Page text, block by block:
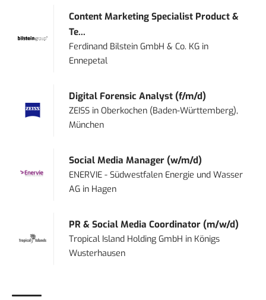
Content Marketing Specialist Product &
Te...
Ferdinand Bilstein GmbH & Co. KG in
Ennepetal
Digital Forensic Analyst (f/m/d)
ZEISS inOberkochen (Baden-Württemberg),
München
Social Media Manager (w/m/d)
ENERVIE - Südwestfalen Energie und Wasser
AG in Hagen
PR & Social Media Coordinator (m/w/d)
Tropical Island Holding GmbH in Königs
Wusterhausen